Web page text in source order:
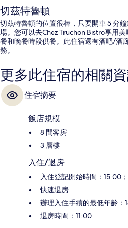
切茲特魯頓
切茲特魯頓的位置很棒，只要開車 5 分
場。您可以去Chez Truchon Bistro享用
餐和晚餐時段供餐。此住宿還有酒吧/酒
務。
更多此住宿的相關
住宿摘要
飯店規模
8 間客房
3 層樓
入住/退房
入住登記開始時間：15:00
快速退房
辦理入住手續的最低年齡：
退房時間：11:00